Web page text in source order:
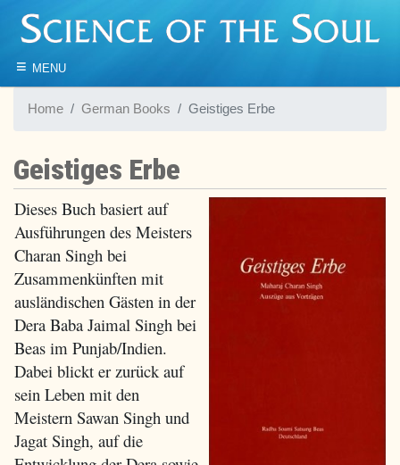
≡ MENU
Home German Books Geistiges Erbe
Geistiges Erbe
Dieses Buch basiert auf
Ausführungen des Meisters
Charan Singh bei
Zusammenkünften mit
ausländischen Gästen in der
Dera Baba Jaimal Singh bei
Beas im Punjab/Indien.
Dabei blickt er zurück auf
sein Leben mit den
Meistern Sawan Singh und
Jagat Singh, auf die